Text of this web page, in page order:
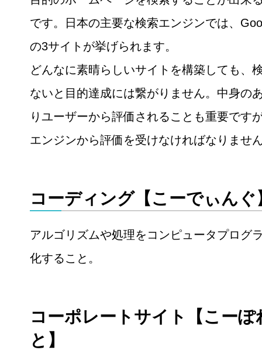
です。日本の主要な検索エンジンでは、
の3サイトが挙げられます。
どんなに素晴らしいサイトを構築しても、
ないと目的達成には繋がりません。中身の
りユーザーから評価されることも重要です
エンジンから評価を受けなければなりませ
コーディング【こーでぃんぐ
アルゴリズムや処理をコンピュータプログ
化すること。
コーポレートサイト【こーぽ
と】